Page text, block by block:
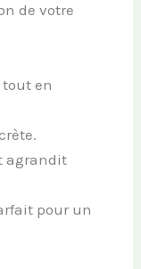
de votre
en
agrandit
pour un